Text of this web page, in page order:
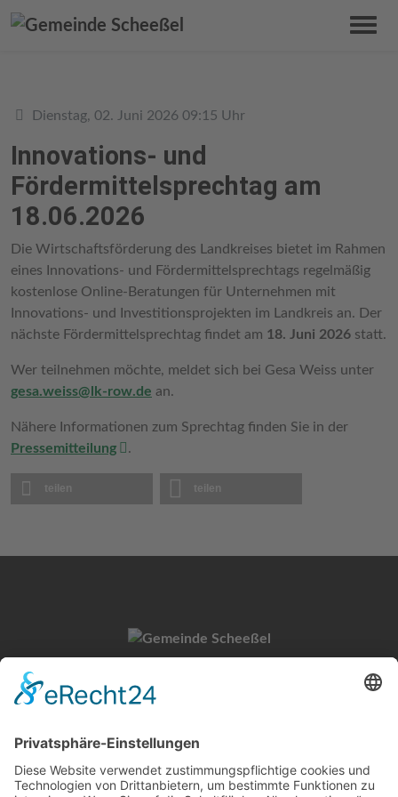
DetailsDienstag, 02. Juni 2026 09:15 Uhr
Innovations- und
Fördermittelsprechtag am
18.06.2026
Die Wirtschaftsförderung des Landkreises bietet im Rahmen
eines Innovations- und Fördermittelsprechtags regelmäßig
kostenlose Online-Beratungen für Unternehmen mit
Innovations- und Investitionsprojekten im Landkreis an. Der
nächste Fördermittelsprechtag findet am 18. Juni 2026 statt.
Wer teilnehmen möchte, meldet sich bei Gesa Weiss unter
gesa.weiss@lk-row.de an.
Nähere Informationen zum Sprechtag finden Sie in der
Pressemitteilung
.
teilen teilen
Gemeinde Scheeßel
27383 Scheeßel
Kontakt